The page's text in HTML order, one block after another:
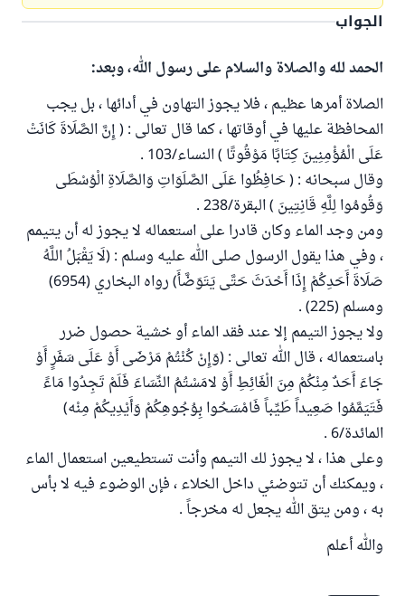
الجواب
الحمد لله والصلاة والسلام على رسول الله، وبعد:
الصلاة أمرها عظيم ، فلا يجوز التهاون في أدائها ، بل يجب
المحافظة عليها في أوقاتها ، كما قال تعالى : ( إِنَّ الصَّلَاةَ كَانَتْ
عَلَى الْمُؤْمِنِينَ كِتَابًا مَوْقُوتًا ) النساء/103 .
وقال سبحانه : ( حَافِظُوا عَلَى الصَّلَوَاتِ وَالصَّلَاةِ الْوُسْطَى
وَقُومُوا لِلَّهِ قَانِتِينَ ) البقرة/238 .
ومن وجد الماء وكان قادرا على استعماله لا يجوز له أن يتيمم
، وفي هذا يقول الرسول صلى الله عليه وسلم : (لَا يَقْبَلُ اللَّهُ
صَلَاةَ أَحَدِكُمْ إِذَا أَحْدَثَ حَتَّى يَتَوَضَّأَ) رواه البخاري (6954)
ومسلم (225) .
ولا يجوز التيمم إلا عند فقد الماء أو خشية حصول ضرر
باستعماله ، قال الله تعالى : (وَإِنْ كُنْتُمْ مَرْضَى أَوْ عَلَى سَفَرٍ أَوْ
جَاءَ أَحَدٌ مِنْكُمْ مِنَ الْغَائِطِ أَوْ لامَسْتُمُ النِّسَاءَ فَلَمْ تَجِدُوا مَاءً
فَتَيَمَّمُوا صَعِيداً طَيِّباً فَامْسَحُوا بِوُجُوهِكُمْ وَأَيْدِيكُمْ مِنْه)
المائدة/6 .
وعلى هذا ، لا يجوز لك التيمم وأنت تستطيعين استعمال الماء
، ويمكنك أن تتوضئي داخل الخلاء ، فإن الوضوء فيه لا بأس
به ، ومن يتق الله يجعل له مخرجاً .
والله أعلم